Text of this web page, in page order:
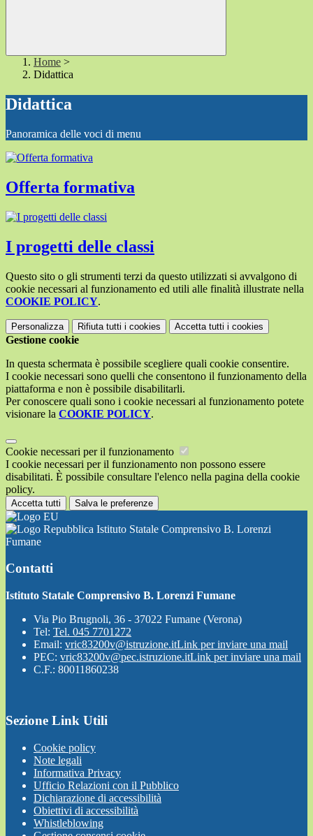
Home >
Didattica
Didattica
Panoramica delle voci di menu
Offerta formativa
I progetti delle classi
Questo sito o gli strumenti terzi da questo utilizzati si avvalgono di
cookie necessari al funzionamento ed utili alle finalità illustrate nella
COOKIE POLICY.
Personalizza Rifiuta tutti i cookies Accetta tutti i cookies
Gestione cookie
In questa schermata è possibile scegliere quali cookie consentire.
I cookie necessari sono quelli che consentono il funzionamento della
piattaforma e non è possibile disabilitarli.
Per conoscere quali sono i cookie necessari al funzionamento potete
visionare la COOKIE POLICY.
Cookie necessari per il funzionamento
I cookie necessari per il funzionamento non possono essere
disabilitati. È possibile consultare l'elenco nella pagina della cookie
policy.
Accetta tutti Salva le preferenze
Istituto Statale Comprensivo B. Lorenzi
Fumane
Contatti
Istituto Statale Comprensivo B. Lorenzi Fumane
Via Pio Brugnoli, 36 - 37022 Fumane (Verona)
Tel: Tel. 045 7701272
Email: vric83200v@istruzione.itLink per inviare una mail
PEC: vric83200v@pec.istruzione.itLink per inviare una mail
C.F.: 80011860238
Sezione Link Utili
Cookie policy
Note legali
Informativa Privacy
Ufficio Relazioni con il Pubblico
Dichiarazione di accessibilità
Obiettivi di accessibilità
Whistleblowing